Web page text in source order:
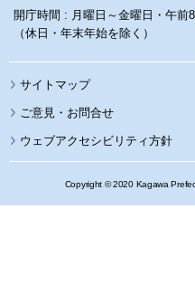
開庁時間 : 月曜日～金曜日・午前
（休日・年末年始を除く）
サイトマップ
ウェブアクセシビリティ方針
Copyright © 2020 Kagawa